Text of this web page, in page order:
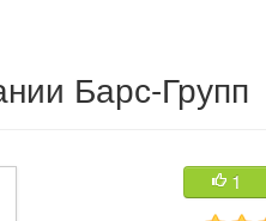
Барс-Групп
1